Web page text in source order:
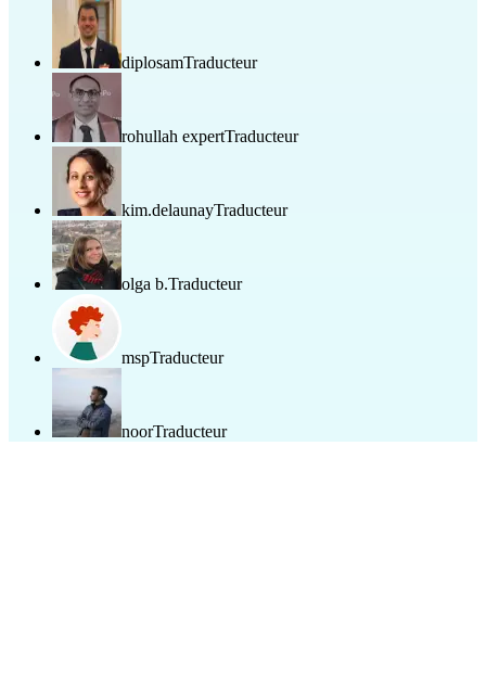
diplosamTraducteur
rohullah expertTraducteur
kim.delaunayTraducteur
olga b.Traducteur
mspTraducteur
noorTraducteur